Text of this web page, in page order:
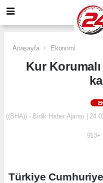
Anasayfa Ekonomi
Kur
((BHA)) - Birlik Haber Ajansı |
913+
Türkiye